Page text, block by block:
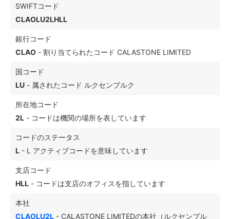
SWIFTコード
CLAOLU2LHLL
銀行コード
CLAO - 割り当てられたコード CALASTONE LIMITED
国コード
LU - 属されたコード ルクセンブルク
所在地コード
2L - コードは機関の場所を表しています
コードのステータス
L - L アクティブコードを意味しています
支店コード
HLL - コードは支店のオフィスを指しています
本社
CLAOLU2L - CALASTONE LIMITEDの本社（ルクセンブル